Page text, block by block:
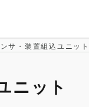
サ・装置組込ユニット
ニット